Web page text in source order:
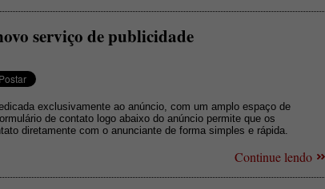
serviço de publicidade
exclusivamente ao anúncio, com um amplo espaço de
de contato logo abaixo do anúncio permite que os
diretamente com o anunciante de forma simples e rápida.
Continue lendo